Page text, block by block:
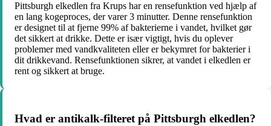
Pittsburgh elkedlen fra Krups har en rensefunktion ved hjælp af
en lang kogeproces, der varer 3 minutter. Denne rensefunktion
er designet til at fjerne 99% af bakterierne i vandet, hvilket gør
det sikkert at drikke. Dette er især vigtigt, hvis du oplever
problemer med vandkvaliteten eller er bekymret for bakterier i
dit drikkevand. Rensefunktionen sikrer, at vandet i elkedlen er
rent og sikkert at bruge.
Hvad er antikalk-filteret på Pittsburgh elkedlen?